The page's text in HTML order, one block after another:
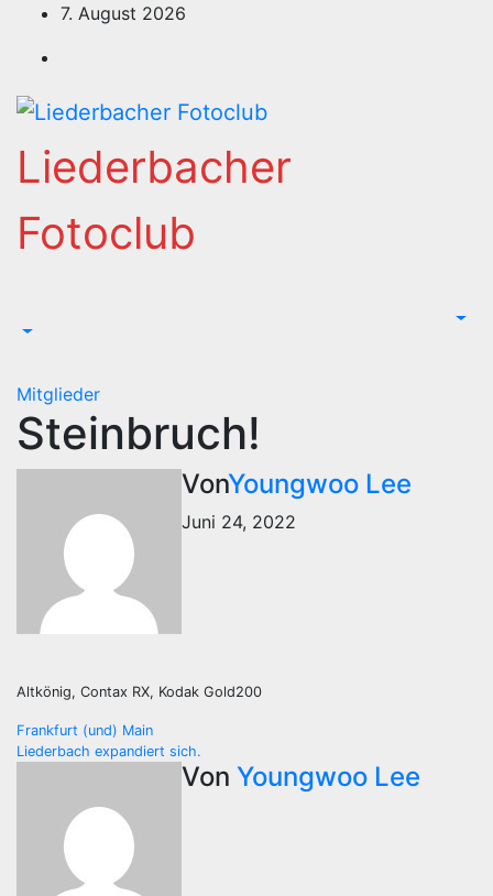
springen
7. August 2026
Liederbacher
Fotoclub
Mitglieder
Steinbruch!
VonYoungwoo Lee
Juni 24, 2022
Altkönig, Contax RX, Kodak Gold200
Beitragsnavigation
Frankfurt (und) Main
Liederbach expandiert sich.
Von Youngwoo Lee